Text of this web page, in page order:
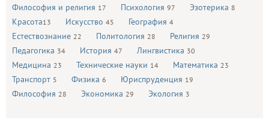
Философия и религия 17 Психология 97 Эзотерика 8
Красота13 Искусство 45 География 4
Естествознание 22 Политология 28 Религия 29
Педагогика 34 История 47 Лингвистика 30
Медицина 23 Технические науки 14 Математика 23
Транспорт 5 Физика 6 Юриспруденция 19
Философия 28 Экономика 29 Экология 3